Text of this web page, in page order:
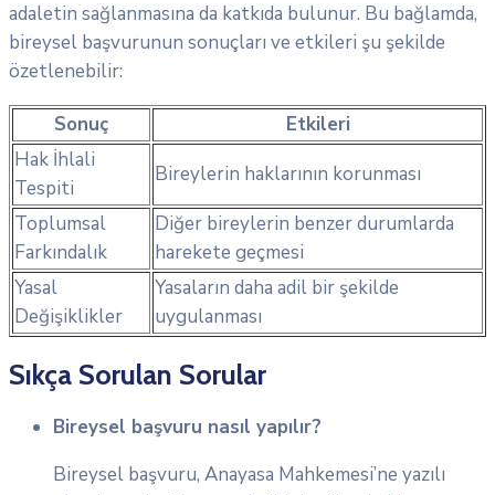
adaletin sağlanmasına da katkıda bulunur. Bu bağlamda,
bireysel başvurunun sonuçları ve etkileri şu şekilde
özetlenebilir:
Sonuç
Etkileri
Hak İhlali
Tespiti
Bireylerin haklarının korunması
Toplumsal
Farkındalık
Diğer bireylerin benzer durumlarda
harekete geçmesi
Yasal
Değişiklikler
Yasaların daha adil bir şekilde
uygulanması
Sıkça Sorulan Sorular
Bireysel başvuru nasıl yapılır?
Bireysel başvuru, Anayasa Mahkemesi’ne yazılı